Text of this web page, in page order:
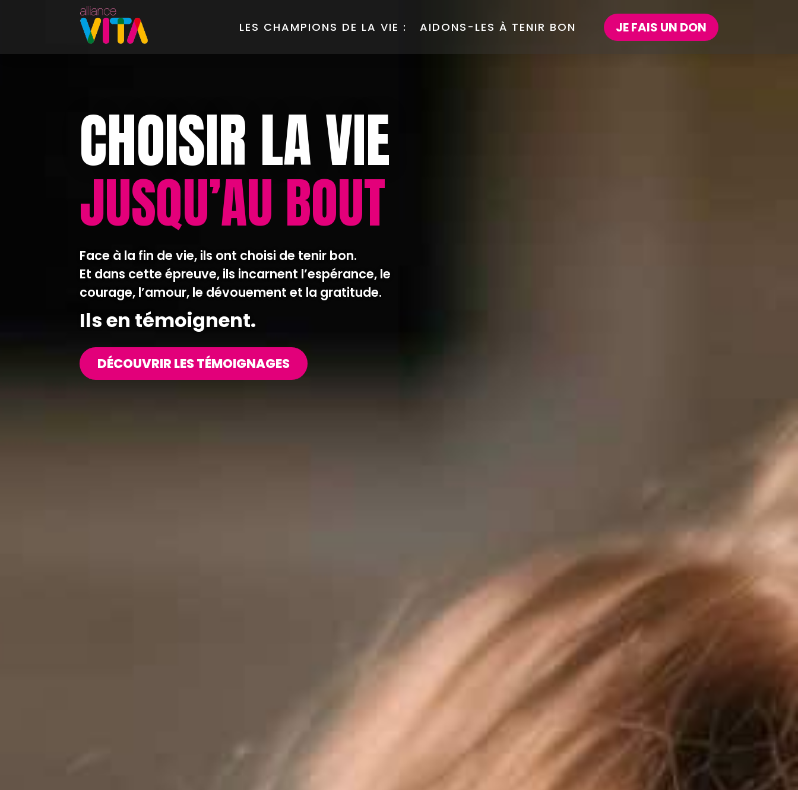
LES CHAMPIONS DE LA VIE : AIDONS-LES À TENIR BON JE FAIS UN DON
CHOISIR LA VIE
JUSQU’AU BOUT
Face à la fin de vie, ils ont choisi de tenir bon.
Et dans cette épreuve, ils incarnent l’espérance, le
courage, l’amour, le dévouement et la gratitude.
Ils en témoignent.
DÉCOUVRIR LES TÉMOIGNAGES